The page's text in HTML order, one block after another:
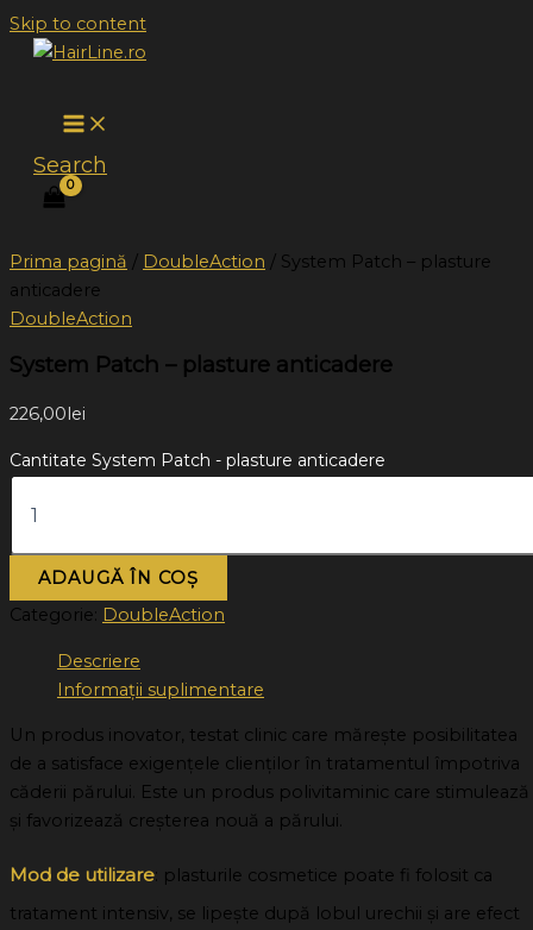
Skip to content
Search
Prima pagină / DoubleAction / System Patch – plasture
anticadere
DoubleAction
System Patch – plasture anticadere
226,00 lei
Cantitate System Patch - plasture anticadere
ADAUGĂ ÎN COȘ
Categorie: DoubleAction
Descriere
Informații suplimentare
Un produs inovator, testat clinic care măreşte posibilitatea
de a satisface exigenţele clienţilor în tratamentul împotriva
căderii părului. Este un produs polivitaminic care stimulează
şi favorizează creşterea nouă a părului.
Mod de utilizare: plasturile cosmetice poate fi folosit ca
tratament intensiv, se lipeşte după lobul urechii şi are efect